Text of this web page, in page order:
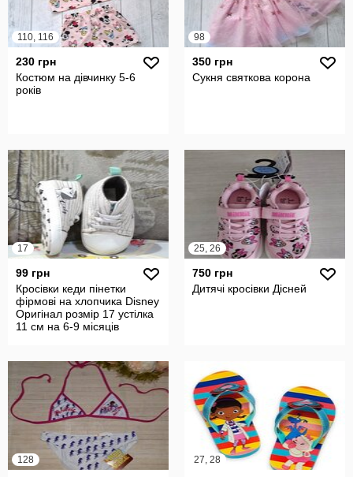
110, 116
230 грн
Костюм на дівчинку 5-6
років
98
350 грн
Сукня святкова корона
17
99 грн
Кросівки кеди пінетки
фірмові на хлопчика Disney
Оригінал розмір 17 устілка
11 см на 6-9 місяців
25, 26
750 грн
Дитячі кросівки Дісней
128 27, 28